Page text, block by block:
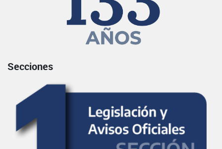
Secciones